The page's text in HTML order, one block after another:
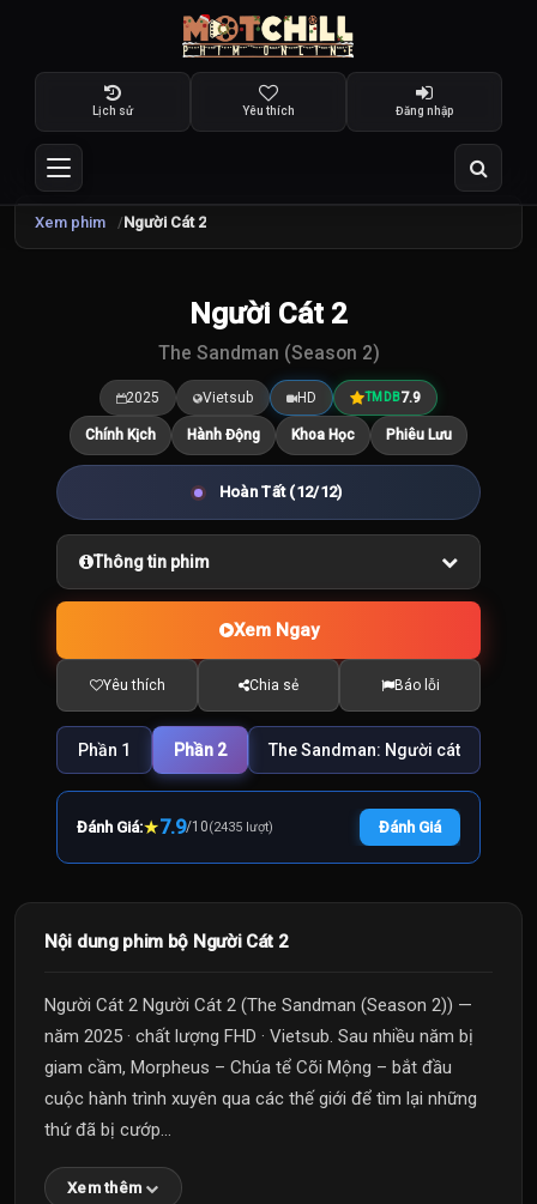
Lịch sử Yêu thích Đăng nhập
Xem phim Người Cát 2
Người Cát 2
The Sandman (Season 2)
2025 Vietsub HD TMDB7.9
Chính Kịch Hành Động Khoa Học Phiêu Lưu
Hoàn Tất (12/12)
Thông tin phim
Xem Ngay
Yêu thích Chia sẻ Báo lỗi
Phần 1 Phần 2 The Sandman: Người cát
Đánh Giá:★7.9/10(2435 lượt) Đánh Giá
Nội dung phim bộ Người Cát 2
Người Cát 2 Người Cát 2 (The Sandman (Season 2)) —
năm 2025 · chất lượng FHD · Vietsub. Sau nhiều năm bị
giam cầm, Morpheus – Chúa tể Cõi Mộng – bắt đầu
cuộc hành trình xuyên qua các thế giới để tìm lại những
thứ đã bị cướp...
Xem thêm